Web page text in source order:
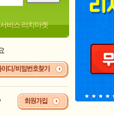
비스 리치마켓